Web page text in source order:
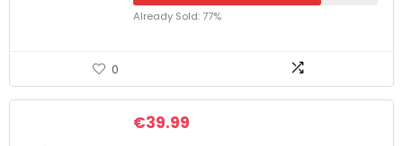
Already Sold: 77%
0
€39.99